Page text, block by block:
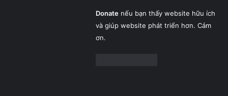
Donatenếu bạn thấy website hữu ích
và giúp website phát triển hơn. Cảm
ơn.